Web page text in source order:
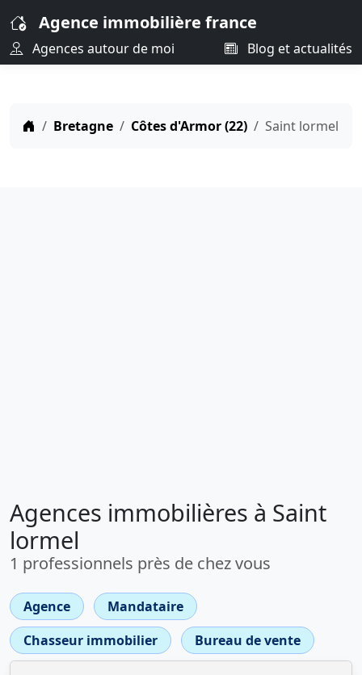
Agence immobilière france
Agences autour de moi Blog et actualités
Bretagne Côtes d'Armor (22) Saint lormel
Agences immobilières à Saint
lormel
1 professionnels près de chez vous
Agence
Mandataire
Chasseur immobilier
Bureau de vente